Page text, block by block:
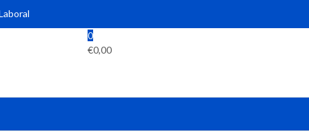
0
€0,00